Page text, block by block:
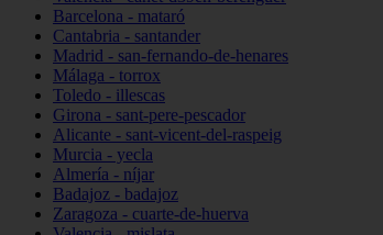
Barcelona - mataró
Cantabria - santander
Madrid - san-fernando-de-henares
Málaga - torrox
Toledo - illescas
Girona - sant-pere-pescador
Alicante - sant-vicent-del-raspeig
Murcia - yecla
Almería - níjar
Badajoz - badajoz
Zaragoza - cuarte-de-huerva